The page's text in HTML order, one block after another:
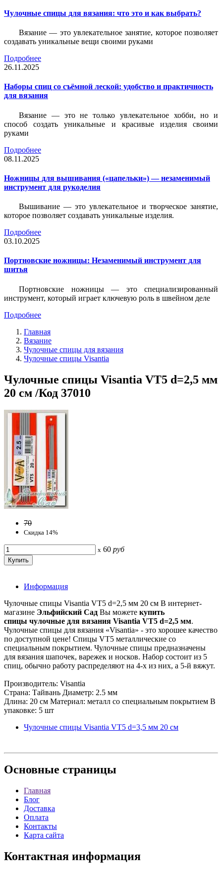
Чулочные спицы для вязания: что это и как выбрать?
Вязание — это увлекательное занятие, которое позволяет
создавать уникальные вещи своими руками
Подробнее
26.11.2025
Наборы спиц со съёмной леской: удобство и практичность
для вязания
Вязание — это не только увлекательное хобби, но и
способ создать уникальные и красивые изделия своими
руками
Подробнее
08.11.2025
Ножницы для вышивания («цапельки») — незаменимый
инструмент для рукоделия
Вышивание — это увлекательное и творческое занятие,
которое позволяет создавать уникальные изделия.
Подробнее
03.10.2025
Портновские ножницы: Незаменимый инструмент для
шитья
Портновские ножницы — это специализированный
инструмент, который играет ключевую роль в швейном деле
Подробнее
Главная
Вязание
Чулочные спицы для вязания
Чулочные спицы Visantia
Чулочные спицы Visantia VT5 d=2,5 мм
20 см /Код 37010
70
Скидка 14%
x 60 руб
Информация
Чулочные спицы Visantia VT5 d=2,5 мм 20 см В интернет-
магазине Эльфийский Сад Вы можете купить
спицы чулочные для вязания Visantia VT5 d=2,5 мм.
Чулочные спицы для вязания «Visantia» - это хорошее качество
по доступной цене! Спицы VT5 металлические со
специальным покрытием. Чулочные спицы предназначены
для вязания шапочек, варежек и носков. Набор состоит из 5
спиц, обычно работу распределяют на 4-х из них, а 5-й вяжут.
Производитель: Visantia
Страна: Тайвань Диаметр: 2.5 мм
Длина: 20 см Материал: металл со специальным покрытием В
упаковке: 5 шт
Чулочные спицы Visantia VT5 d=3,5 мм 20 см
Основные страницы
Главная
Блог
Доставка
Оплата
Контакты
Карта сайта
Контактная информация